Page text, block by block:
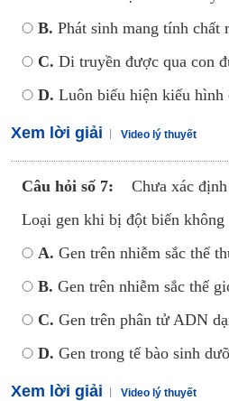
B. Phát sinh mang tính chất
C. Di truyền được qua con
D. Luôn biếu hiện kiếu hình
Xem lời giải Video lý thuyết
Câu hỏi số 7:
Chưa xác định
Loại gen khi bị đột biến
A. Gen trên nhiễm sắc thể
B. Gen trên nhiễm sắc thế
C. Gen trên phân tử ADN
D. Gen trong tế bào sinh
Xem lời giải Video lý thuyết